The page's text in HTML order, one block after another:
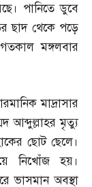
পানিতে ডুবে
ছাদ থেকে পড়ে
মঙ্গলবার
মাদ্রাসার
আব্দুল্লাহর মৃত্যু
ছোট ছেলে।
নিখোঁজ হয়।
ভাসমান অবস্থা